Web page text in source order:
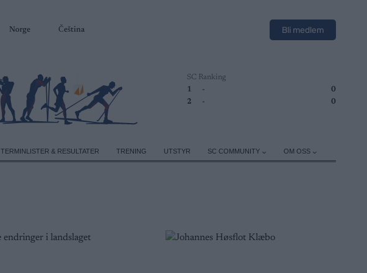
Norge Čeština Bli medlem
SC Ranking
1
-
0
2
- 0
TERMINLISTER & RESULTATER TRENING UTSTYR SC COMMUNITY OM OSS